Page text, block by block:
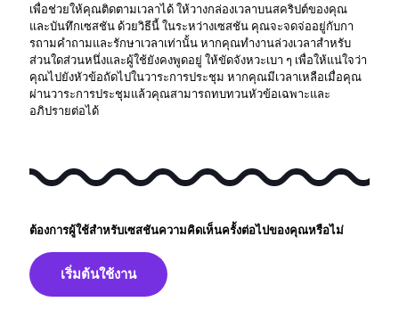
เพื่อช่วยให้คุณติดตามเวลาได้ ให้วางกล่องเวลาบนสคริปต์ของคุณ
และบันทึกเซสชัน ด้วยวิธีนี้ ในระหว่างเซสชัน คุณจะจดจ่ออยู่กับกา
รถามคําถามและรักษาเวลาเท่านั้น หากคุณทํางานล่วงเวลาสําหรับ
ส่วนใดส่วนหนึ่งและผู้ใช้ยังคงพูดอยู่ ให้ขัดจังหวะเบา ๆ เพื่อให้แน่ใจว่า
คุณไปยังหัวข้อถัดไปในวาระการประชุม หากคุณมีเวลาเหลือเมื่อคุณ
ผ่านวาระการประชุมแล้วคุณสามารถทบทวนหัวข้อเฉพาะและ
อภิปรายต่อได้
ต้องการผู้ใช้สําหรับเซสชันความคิดเห็นครั้งต่อไปของคุณหรือไม่
เริ่มต้นใช้งาน